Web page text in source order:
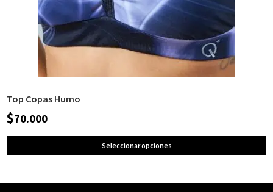
Top Copas Humo
$70.000
Seleccionar opciones